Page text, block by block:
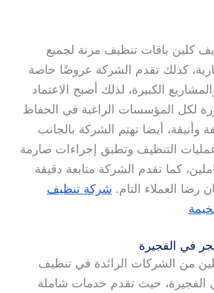
كلين باقات تنظيف مرنة لجميع
كذلك تقدم الشركة عروضًا خاصة
الكبيرة، لذلك أصبح الاعتماد
لكل المؤسسات الراغبة في الحفاظ
وأنيقة، أيضا تهتم الشركة بالجانب
التنظيف وتطبق إجراءات صارمة
كما تقدم الشركة متابعة دقيقة
العملاء التام. شركة تنظيف
في الفجيرة
من الشركات الرائدة في تنظيف
الفجيرة، حيث تقدم خدمات شاملة